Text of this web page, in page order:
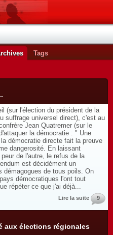
Tags
(sur l'élection du président de la
suffrage universel direct), c'est au
Jean Quatremer (sur le
la démocratie : " Une
démocratie directe fait la preuve
dangerosité. En laissant
peur de l'autre, le refus de la
est décidément un
démagogues de tous poils. On
démocratiques l'ont tout
répéter ce que j'ai déjà...
Lire la suite 9
aux élections régionales